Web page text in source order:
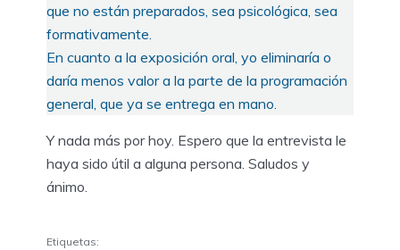
que no están preparados, sea psicológica, sea
formativamente.
En cuanto a la exposición oral, yo eliminaría o
daría menos valor a la parte de la programación
general, que ya se entrega en mano.
Y nada más por hoy. Espero que la entrevista le
haya sido útil a alguna persona. Saludos y
ánimo.
Etiquetas: